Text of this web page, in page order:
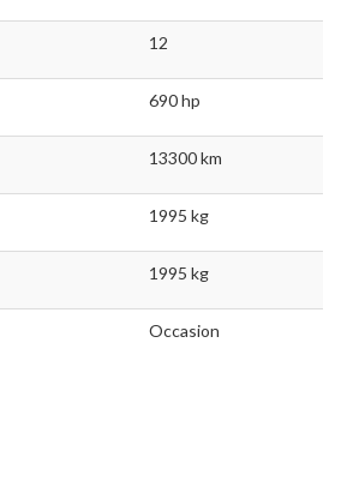
12
690 hp
13300 km
1995 kg
1995 kg
Occasion